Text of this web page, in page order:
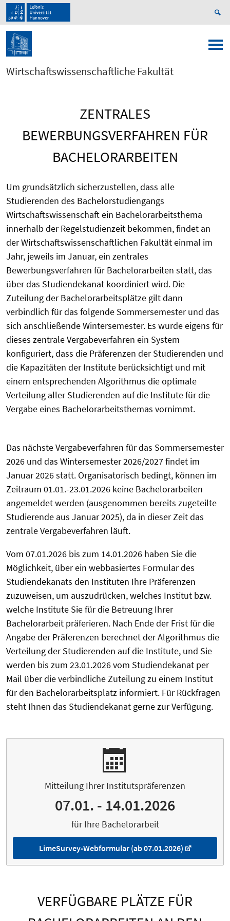
Wirtschaftswissenschaftliche Fakultät
ZENTRALES
BEWERBUNGSVERFAHREN FÜR
BACHELORARBEITEN
Um grundsätzlich sicherzustellen, dass alle
Studierenden des Bachelorstudiengangs
Wirtschaftswissenschaft ein Bachelorarbeitsthema
innerhalb der Regelstudienzeit bekommen, findet an
der Wirtschaftswissenschaftlichen Fakultät einmal im
Jahr, jeweils im Januar, ein zentrales
Bewerbungsverfahren für Bachelorarbeiten statt, das
über das Studiendekanat koordiniert wird. Die
Zuteilung der Bachelorarbeitsplätze gilt dann
verbindlich für das folgende Sommersemester und das
sich anschließende Wintersemester. Es wurde eigens für
dieses zentrale Vergabeverfahren ein System
konfiguriert, dass die Präferenzen der Studierenden und
die Kapazitäten der Institute berücksichtigt und mit
einem entsprechenden Algorithmus die optimale
Verteilung aller Studierenden auf die Institute für die
Vergabe eines Bachelorarbeitsthemas vornimmt.
Das nächste Vergabeverfahren für das Sommersemester
2026 und das Wintersemester 2026/2027 findet im
Januar 2026 statt. Organisatorisch bedingt, können im
Zeitraum 01.01.-23.01.2026 keine Bachelorarbeiten
angemeldet werden (ausgenommen bereits zugeteilte
Studierende aus Januar 2025), da in dieser Zeit das
zentrale Vergabeverfahren läuft.
Vom 07.01.2026 bis zum 14.01.2026 haben Sie die
Möglichkeit, über ein webbasiertes Formular des
Studiendekanats den Instituten Ihre Präferenzen
zuzuweisen, um auszudrücken, welches Institut bzw.
welche Institute Sie für die Betreuung Ihrer
Bachelorarbeit präferieren. Nach Ende der Frist für die
Angabe der Präferenzen berechnet der Algorithmus die
Verteilung der Studierenden auf die Institute, und Sie
werden bis zum 23.01.2026 vom Studiendekanat per
Mail über die verbindliche Zuteilung zu einem Institut
für den Bachelorarbeitsplatz informiert. Für Rückfragen
steht Ihnen das Studiendekanat gerne zur Verfügung.
Mitteilung Ihrer Institutspräferenzen
07.01. - 14.01.2026
für Ihre Bachelorarbeit
LimeSurvey-Webformular (ab 07.01.2026)
VERFÜGBARE PLÄTZE FÜR